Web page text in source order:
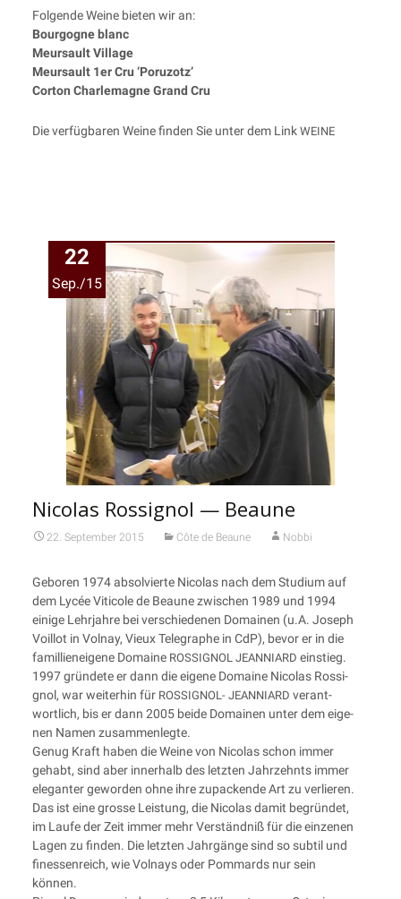
Fol­gen­de Wei­ne bie­ten wir an:
Bour­go­gne blanc
Meurs­ault Village
Meurs­ault 1er Cru ‘Poru­z­otz’
Cor­ton Char­le­ma­gne Grand Cru
Die ver­füg­ba­ren Wei­ne fin­den Sie unter dem Link WEINE
22
Sep./15
Nicolas Rossignol — Beaune
22. September 2015 Côte de Beaune Nobbi
Gebo­ren 1974 absol­vier­te Nico­las nach dem Stu­di­um auf
dem Lycée Viti­co­le de Beau­ne zwi­schen 1989 und 1994
eini­ge Lehr­jah­re bei ver­schie­de­nen Domainen (u.A. Joseph
Voil­lot in Vol­nay, Vieux Tele­gra­phe in CdP), bevor er in die
famil­li­en­ei­ge­ne Domaine ROSSIGNOL JEANNIARD einstieg.
1997 grün­de­te er dann die eige­ne Domaine Nico­las Ros­si­
gnol, war wei­ter­hin für ROSSIGNOL- JEANNIARD ver­ant­
wort­lich, bis er dann 2005 bei­de Domainen unter dem eige­
nen Namen zusammenlegte.
Genug Kraft haben die Wei­ne von Nico­las schon immer
gehabt, sind aber inner­halb des letz­ten Jahr­zehnts immer
ele­gan­ter gewor­den ohne ihre zupa­cken­de Art zu ver­lie­ren.
Das ist eine gros­se Leis­tung, die Nico­las damit begrün­det,
im Lau­fe der Zeit immer mehr Ver­ständ­niß für die ein­ze­nen
Lagen zu fin­den. Die letz­ten Jahr­gän­ge sind so sub­til und
fines­sen­reich, wie Vol­nays oder Pom­mards nur sein
können.